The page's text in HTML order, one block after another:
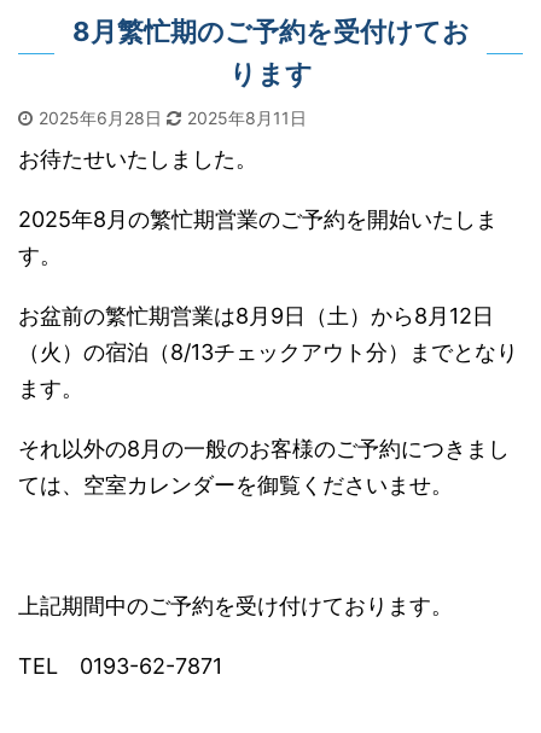
8月繁忙期のご予約を受付けてお
ります
2025年6月28日 2025年8月11日
お待たせいたしました。
2025年8月の繁忙期営業のご予約を開始いたしま
す。
お盆前の繁忙期営業は8月9日（土）から8月12日
（火）の宿泊（8/13チェックアウト分）までとなり
ます。
それ以外の8月の一般のお客様のご予約につきまし
ては、空室カレンダーを御覧くださいませ。
上記期間中のご予約を受け付けております。
TEL 0193-62-7871